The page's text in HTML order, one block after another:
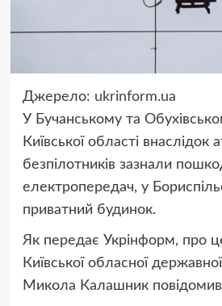
Джерело: ukrinform.ua
У Бучанському та
Київської області внаслідок
безпілотників зазнали
електропередач, у
приватний будинок.
Як передає Укрінформ, про
Київської обласної державної
Микола Калашник повідомив